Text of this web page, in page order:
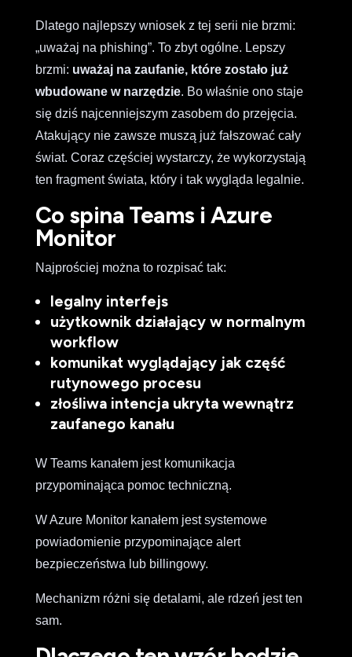
Dlatego najlepszy wniosek z tej serii nie brzmi:
„uważaj na phishing”. To zbyt ogólne. Lepszy
brzmi: uważaj na zaufanie, które zostało już
wbudowane w narzędzie. Bo właśnie ono staje
się dziś najcenniejszym zasobem do przejęcia.
Atakujący nie zawsze muszą już fałszować cały
świat. Coraz częściej wystarczy, że wykorzystają
ten fragment świata, który i tak wygląda legalnie.
Co spina Teams i Azure
Monitor
Najprościej można to rozpisać tak:
legalny interfejs
użytkownik działający w normalnym
workflow
komunikat wyglądający jak część
rutynowego procesu
złośliwa intencja ukryta wewnątrz
zaufanego kanału
W Teams kanałem jest komunikacja
przypominająca pomoc techniczną.
W Azure Monitor kanałem jest systemowe
powiadomienie przypominające alert
bezpieczeństwa lub billingowy.
Mechanizm różni się detalami, ale rdzeń jest ten
sam.